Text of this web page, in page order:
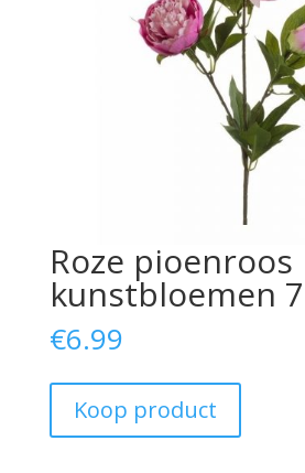
Roze pioenroos
kunstbloemen
€6.99
Koop product